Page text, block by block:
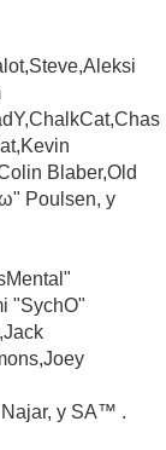
Blaber,Old
Poulsen, y
"SychO"
y SA™ .